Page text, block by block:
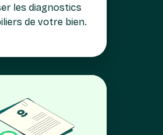
les diagnostics
de votre bien.